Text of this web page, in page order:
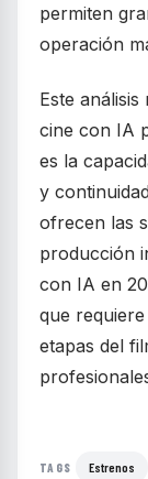
permiten
operación
Este
cine con IA
es la
y
ofrecen las
producción
con IA en
que
etapas del
TAGS Estrenos